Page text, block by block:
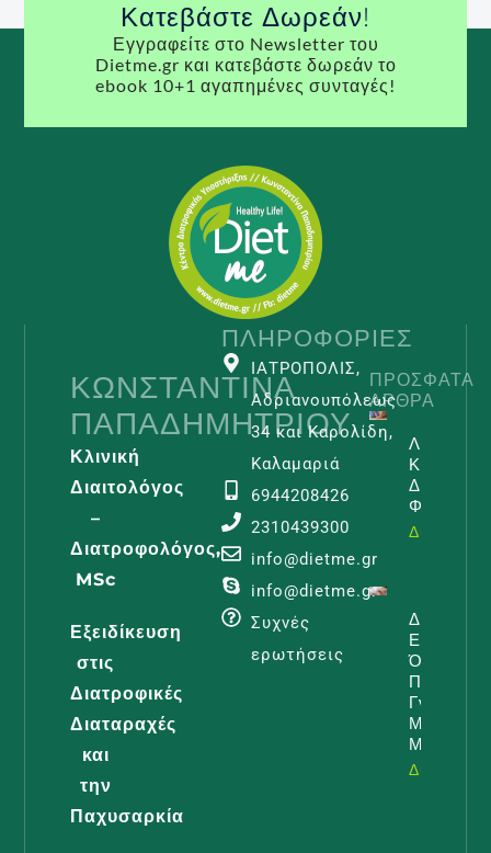
Κατεβάστε Δωρεάν!
Εγγραφείτε στο Newsletter του
Dietme.gr και κατεβάστε δωρεάν το
ebook 10+1 αγαπημένες συνταγές!
ΚΩΝΣΤΑΝΤΊΝΑ
ΠΑΠΑΔΗΜΗΤΡΊΟΥ
Κλινική
Διαιτολόγος
–
Διατροφολόγος,
MSc
Εξειδίκευση
στις
Διατροφικές
Διαταραχές
και
την
Παχυσαρκία
ΠΛΗΡΟΦΟΡΊΕΣ
ΙΑΤΡΟΠΟΛΙΣ,
Αδριανουπόλεως
34 και Καρολίδη,
Καλαμαριά
6944208426
2310439300
info@dietme.gr
info@dietme.gr
Συχνές
ερωτήσεις
ΠΡΌΣΦΑΤΑ
ΆΡΘΡΑ
Και
Φροντίδα
Διαβάστε
Διατροφή
Όλα Όσα
Πρέπει
Γνωρίζει
Μαμά
Διαβάστε